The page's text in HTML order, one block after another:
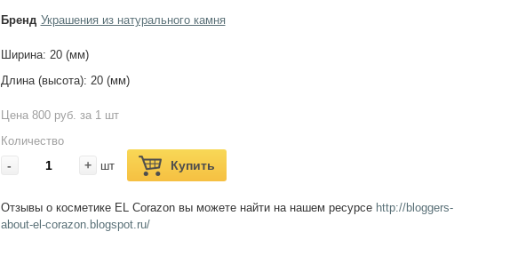
Бренд Украшения из натурального камня
Ширина: 20 (мм)
Длина (высота): 20 (мм)
Цена 800 руб. за 1 шт
Количество
- + шт Купить
Отзывы о косметике EL Corazon вы можете найти на нашем ресурсе http://bloggers-
about-el-corazon.blogspot.ru/